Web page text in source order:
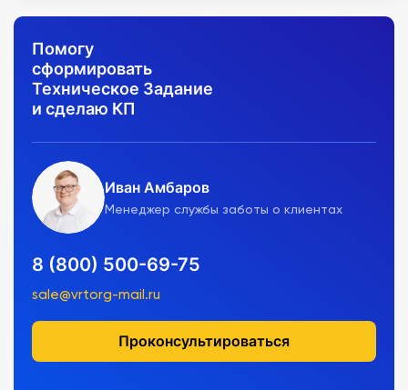
Помогу
сформировать
Техническое Задание
и сделаю КП
Иван Амбаров
Менеджер службы заботы о клиентах
8 (800) 500-69-75
sale@vrtorg-mail.ru
Проконсультироваться